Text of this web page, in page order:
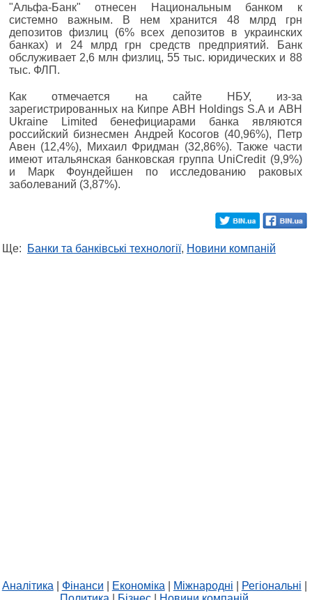
"Альфа-Банк" отнесен Национальным банком к
системно важным. В нем хранится 48 млрд грн
депозитов физлиц (6% всех депозитов в украинских
банках) и 24 млрд грн средств предприятий. Банк
обслуживает 2,6 млн физлиц, 55 тыс. юридических и 88
тыс. ФЛП.
Как отмечается на сайте НБУ, из-за
зарегистрированных на Кипре ABH Holdings S.A и ABH
Ukraine Limited бенефициарами банка являются
российский бизнесмен Андрей Косогов (40,96%), Петр
Авен (12,4%), Михаил Фридман (32,86%). Также части
имеют итальянская банковская группа UniCredit (9,9%)
и Марк Фоундейшен по исследованию раковых
заболеваний (3,87%).
Ще: Банки та банківські технології, Новини компаній
Аналітика Фінанси Економіка Міжнародні Регіональні